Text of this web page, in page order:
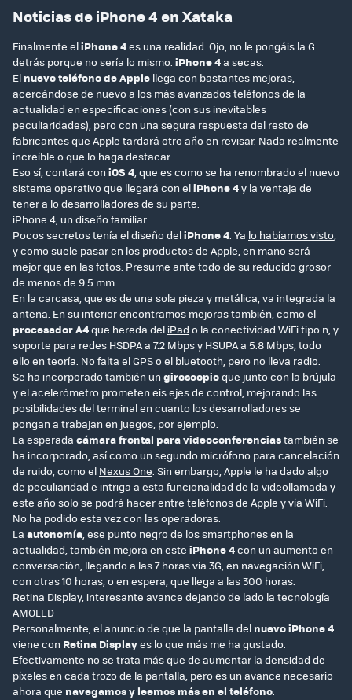
Noticias de iPhone 4 en Xataka
Finalmente eliPhone 4es una realidad. Ojo, no le pongáis la G
detrás porque no sería lo mismo. iPhone 4a secas.
El nuevo teléfono de Apple llega con bastantes mejoras,
acercándose de nuevo a los más avanzados teléfonos de la
actualidad en especificaciones (con sus inevitables
peculiaridades), pero con una segura respuesta del resto de
fabricantes que Apple tardará otro año en revisar. Nada realmente
increíble o que lo haga destacar.
Eso sí, contará con iOS 4, que es como se ha renombrado el nuevo
sistema operativo que llegará con eliPhone 4y la ventaja de
tener a lo desarrolladores de su parte.
iPhone 4, un diseño familiar
Pocos secretos tenía el diseño deliPhone 4. Ya lo habíamos visto,
y como suele pasar en los productos de Apple, en mano será
mejor que en las fotos. Presume ante todo de su reducido grosor
de menos de 9.5 mm.
En la carcasa, que es de una sola pieza y metálica, va integrada la
antena. En su interior encontramos mejoras también, como el
procesador A4que hereda del iPad o la conectividad WiFi tipo n, y
soporte para redes HSDPA a 7.2 Mbps y HSUPA a 5.8 Mbps, todo
ello en teoría. No falta el GPS o el bluetooth, pero no lleva radio.
Se ha incorporado también un giroscopioque junto con la brújula
y el acelerómetro prometen eis ejes de control, mejorando las
posibilidades del terminal en cuanto los desarrolladores se
pongan a trabajan en juegos, por ejemplo.
La esperada cámara frontal para videoconferenciastambién se
ha incorporado, así como un segundo micrófono para cancelación
de ruido, como el Nexus One. Sin embargo, Apple le ha dado algo
de peculiaridad e intriga a esta funcionalidad de la videollamada y
este año solo se podrá hacer entre teléfonos de Apple y vía WiFi.
No ha podido esta vez con las operadoras.
La autonomía, ese punto negro de los smartphones en la
actualidad, también mejora en este iPhone 4con un aumento en
conversación, llegando a las 7 horas vía 3G, en navegación WiFi,
con otras 10 horas, o en espera, que llega a las 300 horas.
Retina Display, interesante avance dejando de lado la tecnología
AMOLED
Personalmente, el anuncio de que la pantalla del nuevo iPhone 4
viene con Retina Displayes lo que más me ha gustado.
Efectivamente no se trata más que de aumentar la densidad de
píxeles en cada trozo de la pantalla, pero es un avance necesario
ahora que navegamos y leemos más en el teléfono.